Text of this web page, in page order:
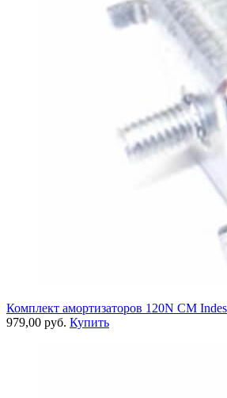
Комплект амортизаторов 120N СМ
979,00 руб. Купить